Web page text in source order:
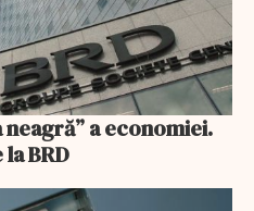
a economiei.
BRD